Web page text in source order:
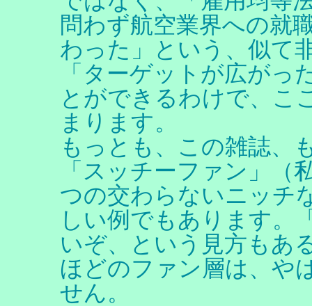
問わず航空業界への就
わった」という、似て
「ターゲットが広がっ
とができるわけで、こ
まります。
もっとも、この雑誌、
「スッチーファン」（
つの交わらないニッチ
しい例でもあります。
いぞ、という見方もあ
ほどのファン層は、や
せん。